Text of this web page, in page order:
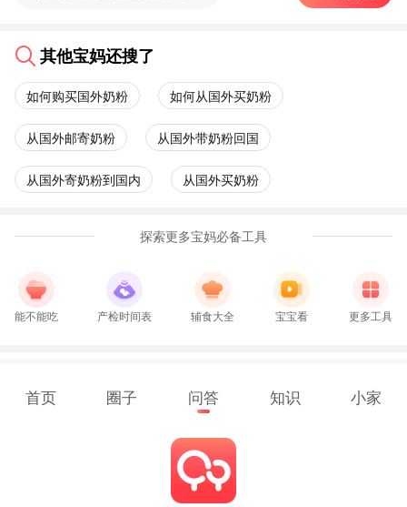
其他宝妈还搜了
如何购买国外奶粉 如何从国外买奶粉
从国外邮寄奶粉 从国外带奶粉回国
从国外寄奶粉到国内 从国外买奶粉
探索更多宝妈必备工具
能不能吃 产检时间表 辅食大全 宝宝看 更多工具
首页 圈子 问答 知识 小家